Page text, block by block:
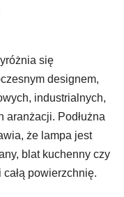
się
designem,
industrialnych,
aranżacji. Podłużna
że lampa jest
blat kuchenny czy
powierzchnię.